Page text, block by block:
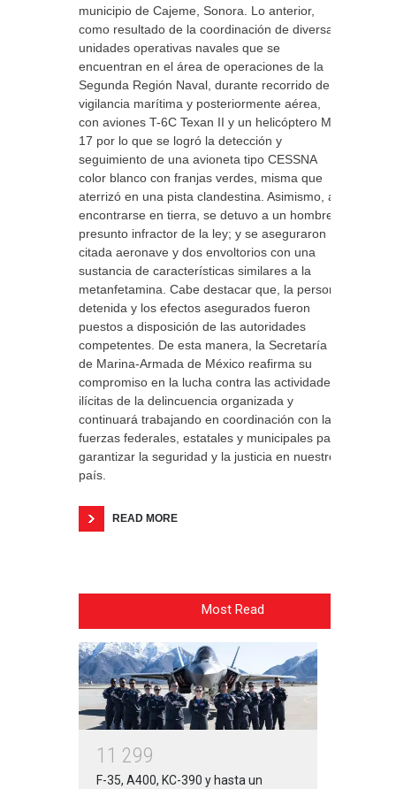
municipio de Cajeme, Sonora. Lo anterior,
como resultado de la coordinación de diversas
unidades operativas navales que se
encuentran en el área de operaciones de la
Segunda Región Naval, durante recorrido de
vigilancia marítima y posteriormente aérea,
con aviones T-6C Texan II y un helicóptero MI-
17 por lo que se logró la detección y
seguimiento de una avioneta tipo CESSNA
color blanco con franjas verdes, misma que
aterrizó en una pista clandestina. Asimismo, al
encontrarse en tierra, se detuvo a un hombre
presunto infractor de la ley; y se aseguraron
citada aeronave y dos envoltorios con una
sustancia de características similares a la
metanfetamina. Cabe destacar que, la persona
detenida y los efectos asegurados fueron
puestos a disposición de las autoridades
competentes. De esta manera, la Secretaría
de Marina-Armada de México reafirma su
compromiso en la lucha contra las actividades
ilícitas de la delincuencia organizada y
continuará trabajando en coordinación con las
fuerzas federales, estatales y municipales para
garantizar la seguridad y la justicia en nuestro
país.
READ MORE
Most Read
1 1 299
F-35, A400, KC-390 y hasta un